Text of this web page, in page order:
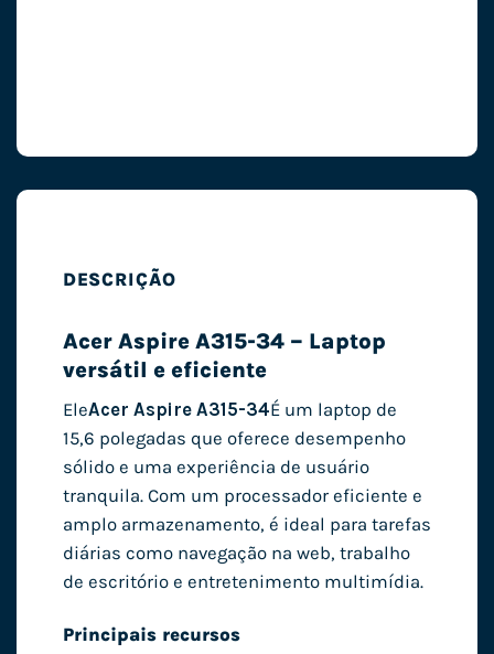
DESCRIÇÃO
Acer Aspire A315-34 – Laptop
versátil e eficiente
EleAcer Aspire A315-34É um laptop de
15,6 polegadas que oferece desempenho
sólido e uma experiência de usuário
tranquila. Com um processador eficiente e
amplo armazenamento, é ideal para tarefas
diárias como navegação na web, trabalho
de escritório e entretenimento multimídia.
Principais recursos